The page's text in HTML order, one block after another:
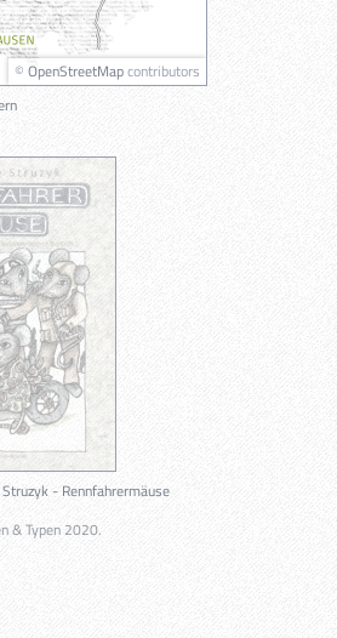
© OpenStreetMapcontributors
- Rennfahrermäuse
& Typen 2020.